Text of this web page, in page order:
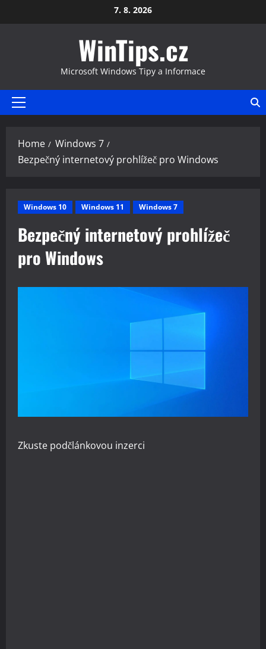
to
7. 8. 2026
WinTips.cz
Microsoft Windows Tipy a Informace
Primary
Home
Windows 7
Bezpečný internetový prohlížeč pro Windows
Windows 10 Windows 11 Windows 7
Bezpečný internetový prohlížeč
pro Windows
Zkuste podčlánkovou inzerci